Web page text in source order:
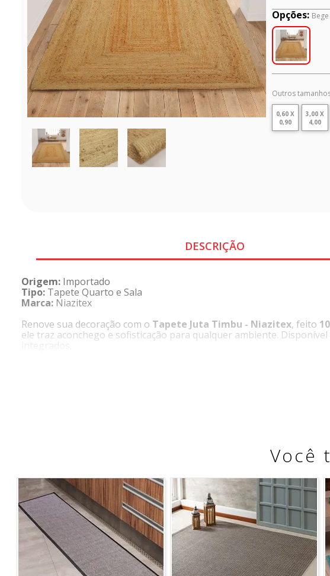
Opções: Bege
Outros
0,60 X
0,90
3,00 X
4,00
DESCRIÇÃO
Origem:Importado
Tipo:Tapete Quarto e Sala
Marca:Niazitex
Renove sua decoração com o Tapete Juta Timbu - Niazitex, feito
ele traz aconchego e sofisticação para qualquer ambiente.
integrados.
- 2,00m x 2,50m
*imagem meramente ilustrativa
Você